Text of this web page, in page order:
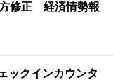
修正 経済情勢報
ックインカウンタ